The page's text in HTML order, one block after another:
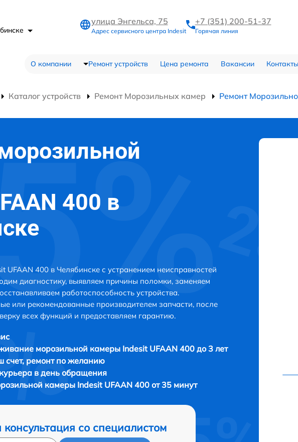
улица Энгельса, 75
Адрес сервисного центра Indesit
+7 (351) 200-51-37
Горячая линия
О компании Ремонт устройств Цена ремонта Вакансии Контакты
Каталог устройств Ремонт Морозильных камер Ремонт
400 в
UFAAN 400 в Челябинске с устранением неисправностей
диагностику, выявляем причины поломки, заменяем
работоспособность устройства.
или рекомендованные производителем запчасти, после
всех функций и предоставляем гарантию.
морозильной камеры Indesit UFAAN 400 до 3 лет
счет, ремонт по желанию
в день обращения
камеры Indesit UFAAN 400 от 35 минут
со специалистом